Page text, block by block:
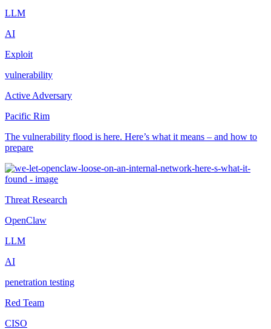
LLM
AI
Exploit
vulnerability
Active Adversary
Pacific Rim
The vulnerability flood is here. Here’s what it means – and how to
prepare
Threat Research
OpenClaw
LLM
AI
penetration testing
Red Team
CISO